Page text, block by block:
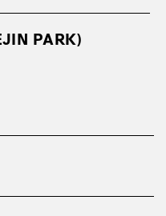
PARK)